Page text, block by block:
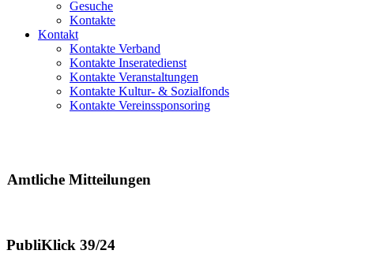
Gesuche
Kontakte
Kontakt
Kontakte Verband
Kontakte Inseratedienst
Kontakte Veranstaltungen
Kontakte Kultur- & Sozialfonds
Kontakte Vereinssponsoring
Amtliche Mitteilungen
PubliKlick 39/24